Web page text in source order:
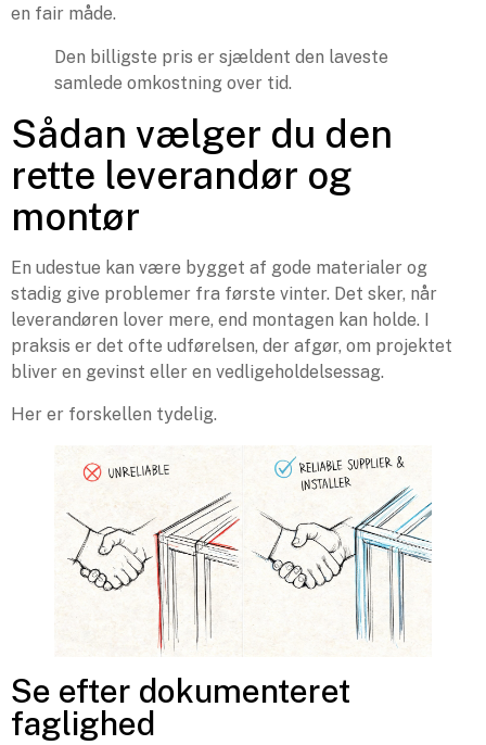
en fair måde.
Den billigste pris er sjældent den laveste
samlede omkostning over tid.
Sådan vælger du den
rette leverandør og
montør
En udestue kan være bygget af gode materialer og
stadig give problemer fra første vinter. Det sker, når
leverandøren lover mere, end montagen kan holde. I
praksis er det ofte udførelsen, der afgør, om projektet
bliver en gevinst eller en vedligeholdelsessag.
Her er forskellen tydelig.
Se efter dokumenteret
faglighed